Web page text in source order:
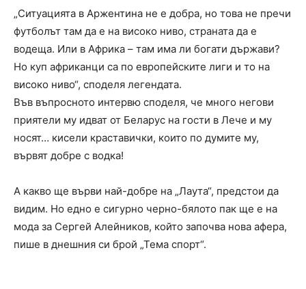
„Ситуацията в Аржентина не е добра, но това не пречи
футболът там да е на високо ниво, страната да е
водеща. Или в Африка – там има ли богати държави?
Но куп африканци са по европейските лиги и то на
високо ниво“, споделя легендата.
Във въпросното интервю споделя, че много негови
приятели му идват от Беларус на гости в Лече и му
носят… кисели краставички, които по думите му,
вървят добре с водка!
А какво ще върви най-добре на „Лаута“, предстои да
видим. Но едно е сигурно черно-бялото пак ще е на
мода за Сергей Алейников, който започва нова афера,
пише в днешния си брой „Тема спорт“.